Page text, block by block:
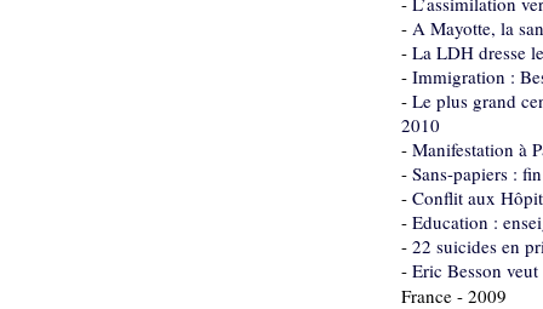
- A Mayotte, la
- La LDH dresse
- Immigration :
- Le plus grand
2010
- Manifestation à
- Sans-papiers :
- Conflit aux
- Education :
- 22 suicides en
- Eric Besson
France - 2009